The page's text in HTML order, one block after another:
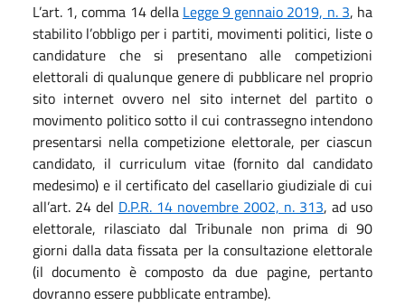
L’art. 1, comma 14 della Legge 9 gennaio 2019, n. 3, ha
stabilito l’obbligo per i partiti, movimenti politici, liste o
candidature che si presentano alle competizioni
elettorali di qualunque genere di pubblicare nel proprio
sito internet ovvero nel sito internet del partito o
movimento politico sotto il cui contrassegno intendono
presentarsi nella competizione elettorale, per ciascun
candidato, il curriculum vitae (fornito dal candidato
medesimo) e il certificato del casellario giudiziale di cui
all’art. 24 del D.P.R. 14 novembre 2002, n. 313, ad uso
elettorale, rilasciato dal Tribunale non prima di 90
giorni dalla data fissata per la consultazione elettorale
(il documento è composto da due pagine, pertanto
dovranno essere pubblicate entrambe).